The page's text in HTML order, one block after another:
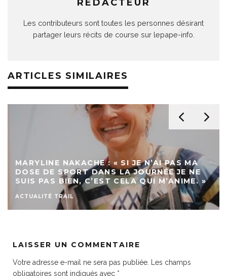
RÉDACTEUR
Les contributeurs sont toutes les personnes désirant
partager leurs récits de course sur lepape-info.
ARTICLES SIMILAIRES
MARYLINE NAKACHE : « SI JE N’AI PAS MA
DOSE DE SPORT DANS LA JOURNÉE JE NE
SUIS PAS BIEN, C’EST CELA QUI M’ANIME. »
ACTUALITÉ TRAIL
LAISSER UN COMMENTAIRE
Votre adresse e-mail ne sera pas publiée.
Les champs
obligatoires sont indiqués avec *